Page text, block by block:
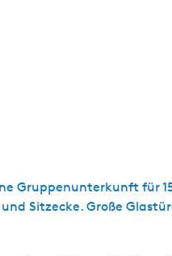
Gruppenunterkunft für
Sitzecke. Große